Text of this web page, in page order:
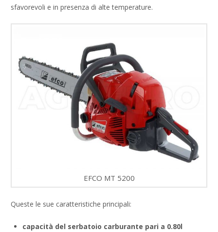
sfavorevoli e in presenza di alte temperature.
EFCO MT 5200
Queste le sue caratteristiche principali:
capacità del serbatoio carburante pari a 0.80l